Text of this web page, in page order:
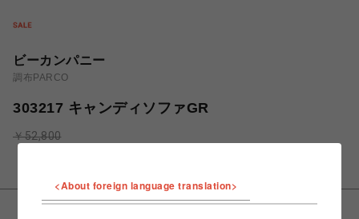
ビーカンパニー
調布PARCO
303217 キャンディソファGR
￥52,800
<About foreign language translation>